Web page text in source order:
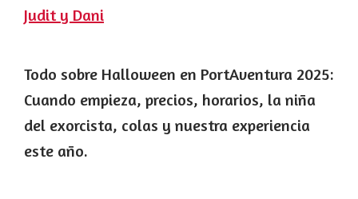
Judit y Dani
Todo sobre Halloween en PortAventura 2025:
Cuando empieza, precios, horarios, la niña
del exorcista, colas y nuestra experiencia
este año.